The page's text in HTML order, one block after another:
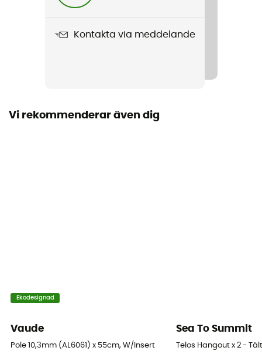
Kontakta via meddelande
Vi rekommenderar även dig
Ekodesignad
Vaude
Pole 10,3mm (AL6061) x 55cm, W/Insert
Sea To Summit
Telos Hangout x 2 -